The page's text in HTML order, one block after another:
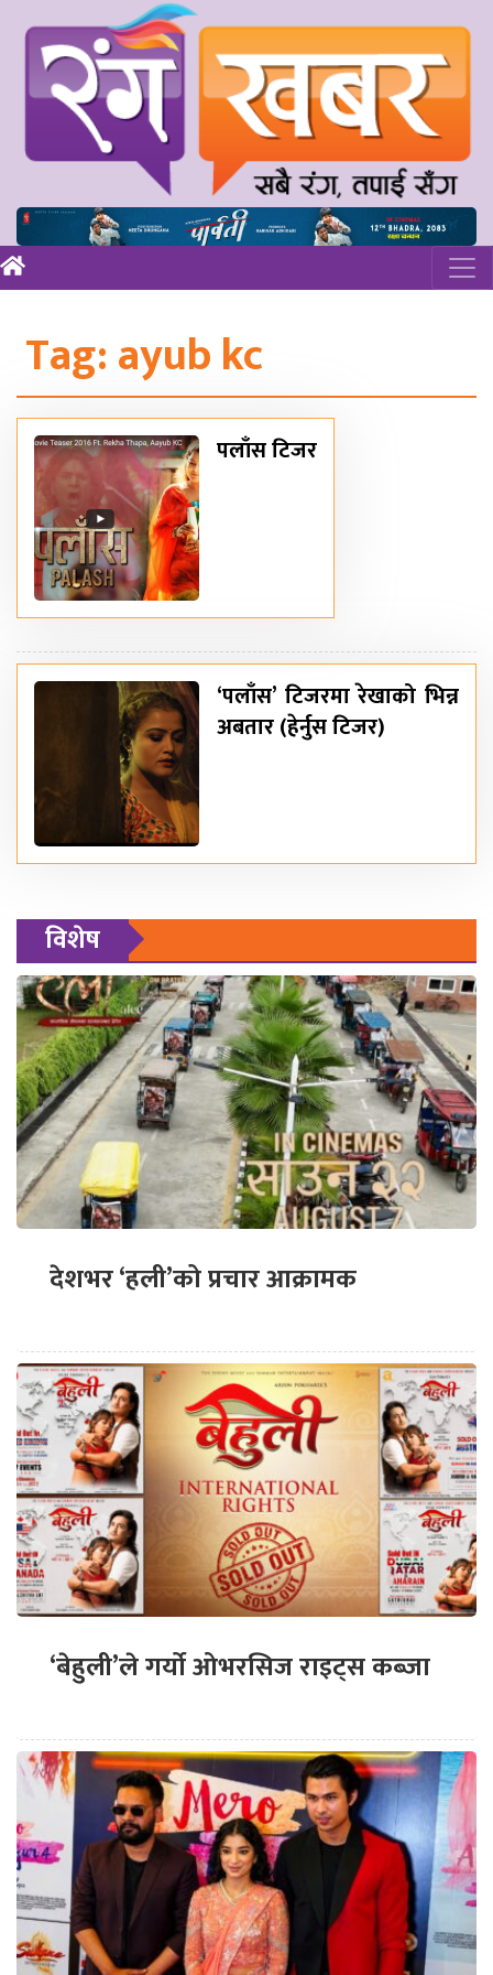
Tag:ayub kc
पलाँस टिजर
‘पलाँस’ टिजरमा रेखाको भिन्न
अबतार (हेर्नुस टिजर)
विशेष
देशभर ‘हली’को प्रचार आक्रामक
‘बेहुली’ले गर्यो ओभरसिज राइट्स कब्जा